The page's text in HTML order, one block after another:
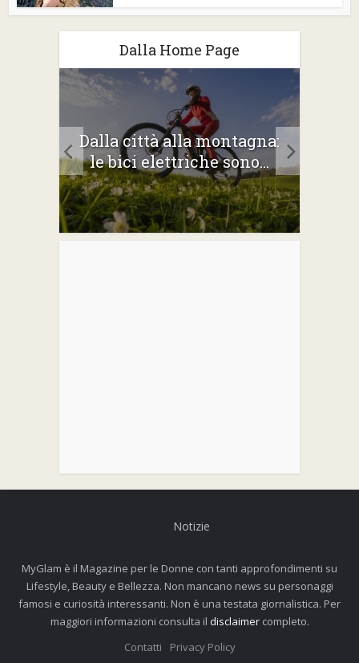
Dalla Home Page
Dalla città alla montagna:
le bici elettriche sono...
Notizie
MyGlam è il Magazine per le Donne con tanti approfondimenti su
Lifestyle, Beauty e Bellezza. Non mancano news su personaggi
famosi e curiosità interessanti. Non è una testata giornalistica. Per
maggiori informazioni consulta il disclaimercompleto.
Contatti
Privacy Policy